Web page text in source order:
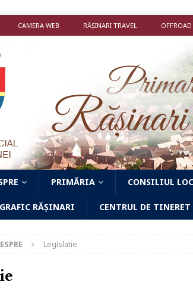
CAMERA WEB RĂȘINARI TRAVEL OFFROAD
PRIMĂRIA CONSILIUL
RĂȘINARI CENTRUL DE
Legislatie